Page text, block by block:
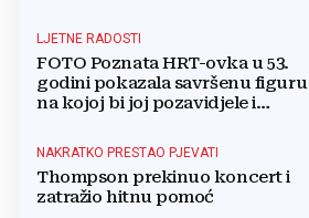
LJETNE RADOSTI
FOTO Poznata HRT-ovka u 53.
godini pokazala savršenu figuru
na kojoj bi joj pozavidjele i
NAKRATKO PRESTAO PJEVATI
Thompson prekinuo koncert i
zatražio hitnu pomoć